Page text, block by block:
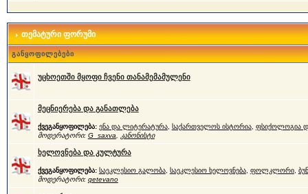
თემატური ფორუმი
განყოფილებები
უცხოეთში მყოფი ჩვენი თანამემამულენი
მეცნიერება და განათლება
ქვეგანყოფილება: ენა და ლიტერატურა, საქართველოს ისტორია, ფსიქოლოგია
მოდერატორი: G_saxva კანონისტი
ხელოვნება და კულტურა
ქვეგანყოფილება: საეკლესიო გალობა, საეკლესიო ხელოვნება, ფოლკლორი,
მოდერატორი: qetevano